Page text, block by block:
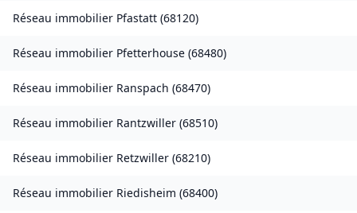
Réseau immobilier Pfastatt (68120)
Réseau immobilier Pfetterhouse (68480)
Réseau immobilier Ranspach (68470)
Réseau immobilier Rantzwiller (68510)
Réseau immobilier Retzwiller (68210)
Réseau immobilier Riedisheim (68400)